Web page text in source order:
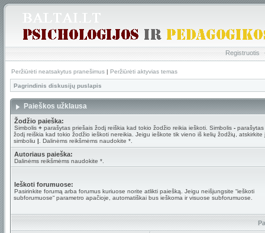
Registruotis
Peržiūrėti neatsakytus pranešimus | Peržiūrėti aktyvias temas
Pagrindinis diskusijų puslapis
Paieškos užklausa
Žodžio paieška:
Simbolis + parašytas priešais žodį reiškia kad tokio žodžio reikia ieškoti. Simbolis - parašytas
žodį reiškia kad tokio žodžio ieškoti nereikia. Jeigu ieškote tik vieno iš kelių žodžių, atskirkite
simboliu | . Dalinėms reikšmėms naudokite *.
Autoriaus paieška:
Dalinėms reikšmėms naudokite *.
Ieškoti forumuose:
Pasirinkite forumą arba forumus kuriuose norite atlikti paiešką. Jeigu neišjungsite “ieškoti
subforumuose“ parametro apačioje, automatiškai bus ieškoma ir visuose subforumuose.